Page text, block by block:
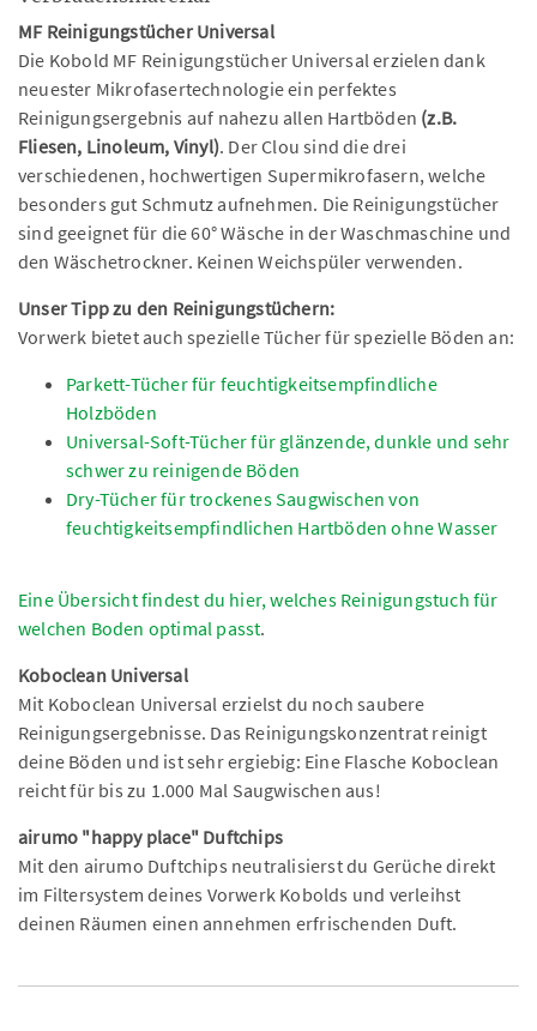
MF Reinigungstücher Universal
Die Kobold MF Reinigungstücher Universal erzielen dank
neuester Mikrofasertechnologie ein perfektes
Reinigungsergebnis auf nahezu allen Hartböden (z.B.
Fliesen, Linoleum, Vinyl). Der Clou sind die drei
verschiedenen, hochwertigen Supermikrofasern, welche
besonders gut Schmutz aufnehmen. Die Reinigungstücher
sind geeignet für die 60° Wäsche in der Waschmaschine und
den Wäschetrockner. Keinen Weichspüler verwenden.
Unser Tipp zu den Reinigungstüchern:
Vorwerk bietet auch spezielle Tücher für spezielle Böden an:
Parkett-Tücher für feuchtigkeitsempfindliche
Holzböden
Universal-Soft-Tücher für glänzende, dunkle und sehr
schwer zu reinigende Böden
Dry-Tücher für trockenes Saugwischen von
feuchtigkeitsempfindlichen Hartböden ohne Wasser
Eine Übersicht findest du hier, welches Reinigungstuch für
welchen Boden optimal passt.
Koboclean Universal
Mit Koboclean Universal erzielst du noch saubere
Reinigungsergebnisse. Das Reinigungskonzentrat reinigt
deine Böden und ist sehr ergiebig: Eine Flasche Koboclean
reicht für bis zu 1.000 Mal Saugwischen aus!
airumo "happy place" Duftchips
Mit den airumo Duftchips neutralisierst du Gerüche direkt
im Filtersystem deines Vorwerk Kobolds und verleihst
deinen Räumen einen annehmen erfrischenden Duft.